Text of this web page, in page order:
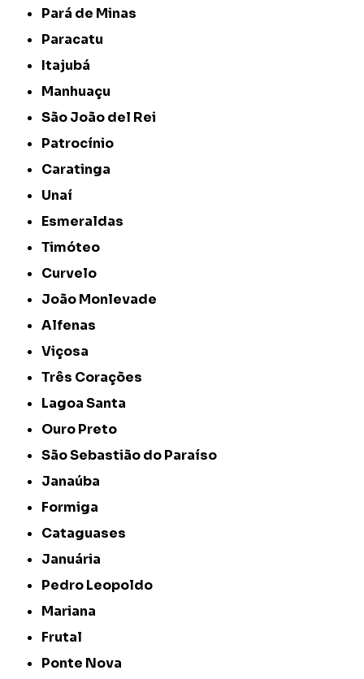
Pará de Minas
Paracatu
Itajubá
Manhuaçu
São João del Rei
Patrocínio
Caratinga
Unaí
Esmeraldas
Timóteo
Curvelo
João Monlevade
Alfenas
Viçosa
Três Corações
Lagoa Santa
Ouro Preto
São Sebastião do Paraíso
Janaúba
Formiga
Cataguases
Januária
Pedro Leopoldo
Mariana
Frutal
Ponte Nova